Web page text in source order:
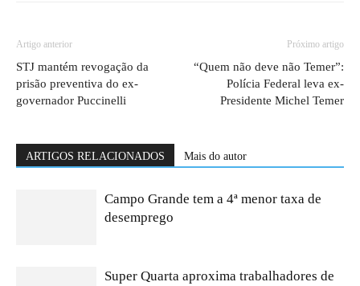
Artigo anterior
STJ mantém revogação da
prisão preventiva do ex-
governador Puccinelli
Próximo artigo
“Quem não deve não Temer”:
Polícia Federal leva ex-
Presidente Michel Temer
ARTIGOS RELACIONADOS Mais do autor
Campo Grande tem a 4ª menor taxa de
desemprego
Super Quarta aproxima trabalhadores de